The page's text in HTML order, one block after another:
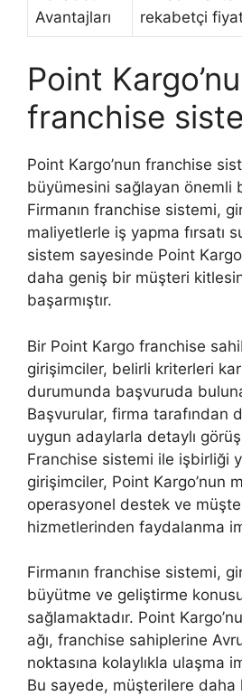
Avantajları
rekabetçi
Point
franchise
Point Kargo’nun franchise
büyümesini sağlayan önemli
Firmanın franchise sistemi,
maliyetlerle iş yapma fırsatı
sistem sayesinde Point
daha geniş bir müşteri
başarmıştır.
Bir Point Kargo franchise
girişimciler, belirli kriterleri
durumunda başvuruda
Başvurular, firma tarafından
uygun adaylarla detaylı
Franchise sistemi ile işbirliği
girişimciler, Point Kargo’nun
operasyonel destek ve
hizmetlerinden faydalanma
Firmanın franchise sistemi,
büyütme ve geliştirme
sağlamaktadır. Point
ağı, franchise sahiplerine
noktasına kolaylıkla ulaşma
Bu sayede, müşterilere daha